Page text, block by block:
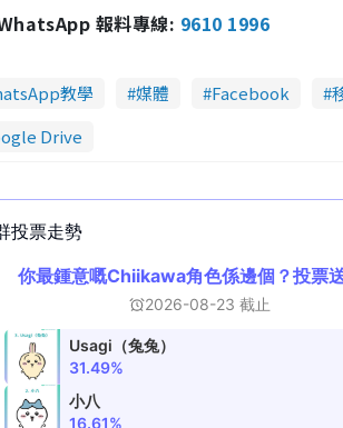
報料專線: 9610 1996
教學 媒體 Facebook
Drive